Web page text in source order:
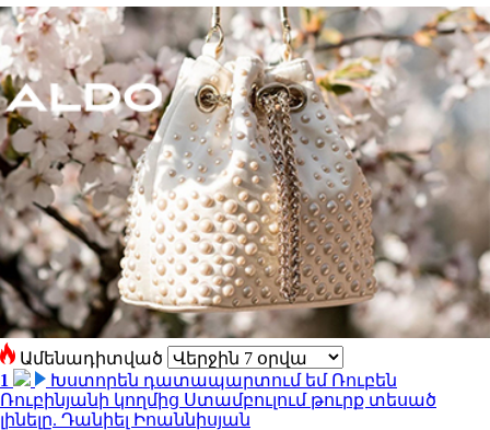
Ամենադիտված
1
Խստորեն դատապարտում եմ Ռուբեն
Ռուբինյանի կողմից Ստամբուլում թուրք տեսած
լինելը. Դանիել Իոաննիսյան